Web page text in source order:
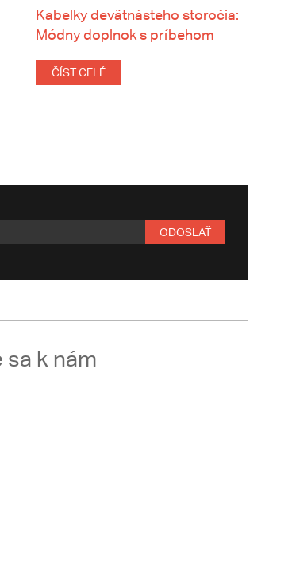
Kabelky devätnásteho storočia:
Módny doplnok s príbehom
ČÍST CELÉ
ODOSLAŤ
sa k nám